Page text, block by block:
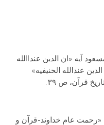
آیه «ان الدین عنداالله
۱۹) را «این الدین عندالله الحنیفیه»
قرآن، ص ۳۹.
«رحمت عام خداوند-قرآن و